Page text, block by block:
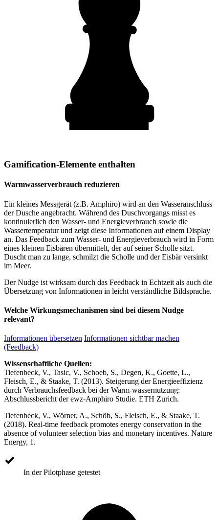
Gamification-Elemente enthalten
Warmwasserverbrauch reduzieren
Ein kleines Messgerät (z.B. Amphiro) wird an den Wasseranschluss
der Dusche angebracht. Während des Duschvorgangs misst es
kontinuierlich den Wasser- und Energieverbrauch sowie die
Wassertemperatur und zeigt diese Informationen auf einem Display
an. Das Feedback zum Wasser- und Energieverbrauch wird in Form
eines kleinen Eisbären übermittelt, der auf seiner Scholle sitzt.
Duscht man zu lange, schmilzt die Scholle und der Eisbär versinkt
im Meer.
Der Nudge ist wirksam durch das Feedback in Echtzeit als auch die
Übersetzung von Informationen in leicht verständliche Bildsprache.
Welche Wirkungsmechanismen sind bei diesem Nudge
relevant?
Informationen übersetzen Informationen sichtbar machen
(Feedback)
Wissenschaftliche Quellen:
Tiefenbeck, V., Tasic, V., Schoeb, S., Degen, K., Goette, L.,
Fleisch, E., & Staake, T. (2013). Steigerung der Energieeffizienz
durch Verbrauchsfeedback bei der Warm-wassernutzung:
Abschlussbericht der ewz-Amphiro Studie. ETH Zurich.
Tiefenbeck, V., Wörner, A., Schöb, S., Fleisch, E., & Staake, T.
(2018). Real-time feedback promotes energy conservation in the
absence of volunteer selection bias and monetary incentives. Nature
Energy, 1.
In der Pilotphase getestet